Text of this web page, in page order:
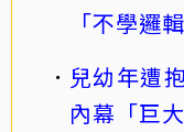
「不學邏
兒幼年遭
內幕「巨大